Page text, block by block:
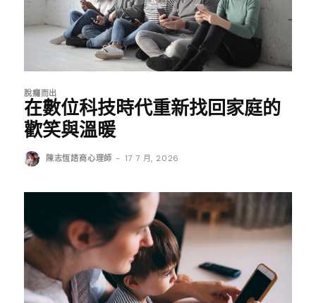
脫癮而出
在數位科技時代重新找回家庭的
歡笑與溫暖
陳志恆諮商心理師 - 17 7 月, 2026